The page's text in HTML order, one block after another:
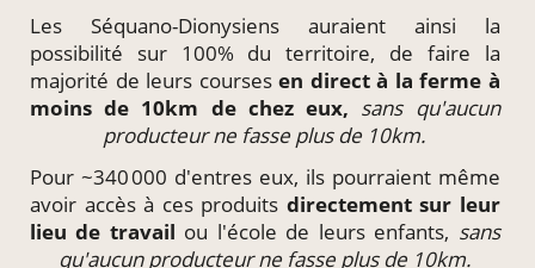
Les Séquano-Dionysiens auraient ainsi la
possibilité sur 100% du territoire, de faire la
majorité de leurs coursesen direct à la ferme à
moins de 10km de chez eux, sans qu'aucun
producteur ne fasse plus de 10km.
Pour ~340 000 d'entres eux, ils pourraient même
avoir accès à ces produits directementsur leur
lieu de travail ou l'école de leurs enfants, sans
qu'aucun producteur ne fasse plus de 10km.